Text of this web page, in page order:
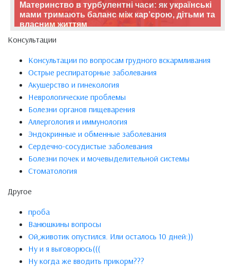
Материнство в турбулентні часи: як українські
мами тримають баланс між кар’єрою, дітьми та
власним життям
Консультации
Консультации по вопросам грудного вскармливания
Острые респираторные заболевания
Акушерство и гинекология
Неврологические проблемы
Болезни органов пищеварения
Аллергология и иммунология
Эндокринные и обменные заболевания
Сердечно-сосудистые заболевания
Болезни почек и мочевыделительной системы
Стоматология
Другое
проба
Ванюшкины вопросы
Ой,животик опустился. Или осталось 10 дней:))
Ну и я выговорюсь(((
Ну когда же вводить прикорм???